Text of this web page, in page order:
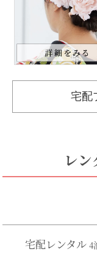
宅配
レ
宅配レンタル4